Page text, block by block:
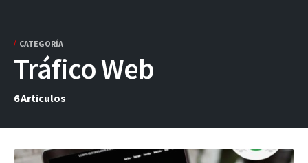
CATEGORÍA
Tráfico Web
6Articulos